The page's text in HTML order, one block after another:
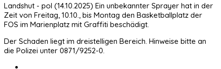
Landshut - pol (14.10.2025) Ein unbekannter Sprayer hat in der
Zeit von Freitag, 10.10., bis Montag den Basketballplatz der
FOS im Marienplatz mit Graffiti beschädigt.
Der Schaden liegt im dreistelligen Bereich. Hinweise bitte an
die Polizei unter 0871/9252-0.